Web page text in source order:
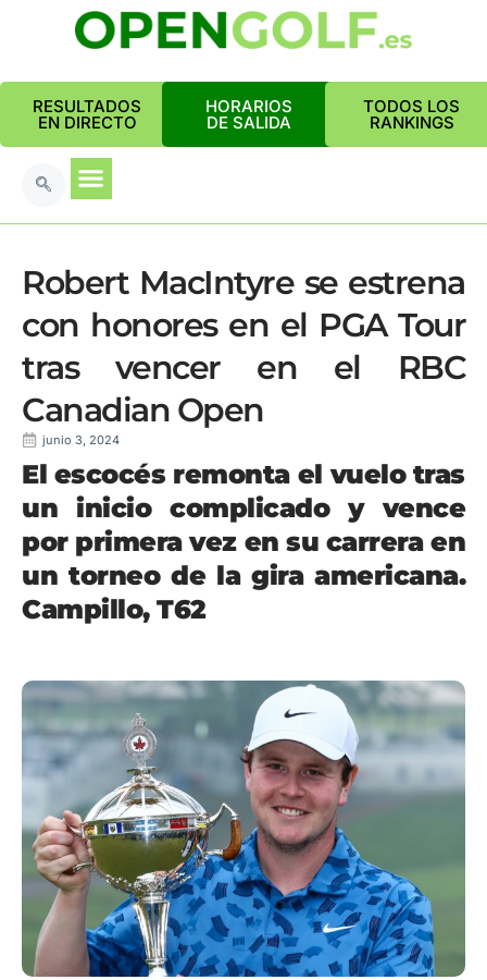
RESULTADOS
EN DIRECTO
HORARIOS
DE SALIDA
TODOS LOS
RANKINGS
Robert MacIntyre se estrena
con honores en el PGA Tour
tras vencer en el RBC
Canadian Open
junio 3, 2024
El escocés remonta el vuelo tras
un inicio complicado y vence
por primera vez en su carrera en
un torneo de la gira americana.
Campillo, T62